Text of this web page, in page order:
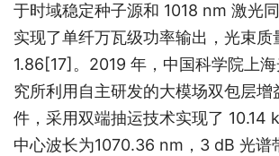
于时域稳定种子源和 1018 nm 激光
实现了单纤万瓦级功率输出，光束质
1.86[17] 。2019 年，中国科学院上
究所利用自主研发的大模场双包层增
件，采用双端抽运技术实现了 10.14
中心波长为1070.36 nm，3 dB 光谱